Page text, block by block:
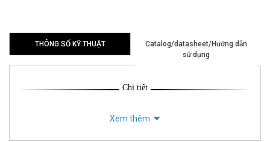
THÔNG SỐ KỸ THUẬT
Catalog/datasheet/Hướng dẫn
sử dụng
Chi tiết
Xem thêm